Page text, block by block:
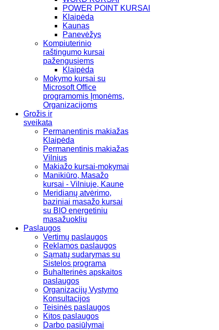
POWER POINT KURSAI
Klaipėda
Kaunas
Panevėžys
Kompiuterinio
raštingumo kursai
pažengusiems
Klaipėda
Mokymo kursai su
Microsoft Office
programomis Įmonėms,
Organizacijoms
Grožis ir
sveikata
Permanentinis makiažas
Klaipėda
Permanentinis makiažas
Vilnius
Makiažo kursai-mokymai
Manikiūro, Masažo
kursai - Vilniuje, Kaune
Meridianų atvėrimo,
baziniai masažo kursai
su BIO energetiniu
masažuokliu
Paslaugos
Vertimų paslaugos
Reklamos paslaugos
Sąmatų sudarymas su
Sistelos programa
Buhalterinės apskaitos
paslaugos
Organizacijų Vystymo
Konsultacijos
Teisinės paslaugos
Kitos paslaugos
Darbo pasiūlymai